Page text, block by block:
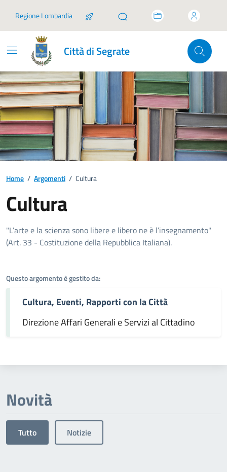
Regione Lombardia
Città di Segrate
Home / Argomenti / Cultura
Cultura
Dettagli dell'argomento
"L’arte e la scienza sono libere e libero ne è l’insegnamento"
(Art. 33 - Costituzione della Repubblica Italiana).
Questo argomento è gestito da:
Cultura, Eventi, Rapporti con la Città
Direzione Affari Generali e Servizi al Cittadino
Novità
Tutto Notizie